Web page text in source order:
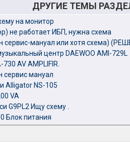
ДРУГИЕ ТЕМЫ
на монитор
не работает ИБП, нужна схема
сервис-мануал или хотя схема)
центр DAEWOO AMI-729L
AV AMPLIFIR.
сервис мануал
Alligator NS-105
VA
G9PL2 Ищу схему .
Блок питания